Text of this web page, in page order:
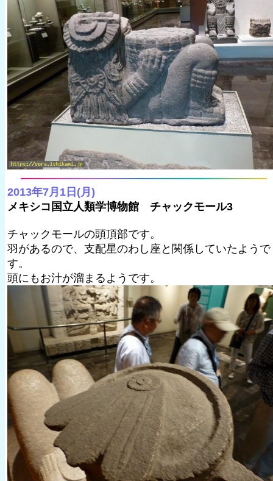
2013年7月1日(月)
メキシコ国立人類学博物館 チャックモール3
チャックモールの頭頂部です。
羽があるので、支配星のわし座と関係していたようで
す。
頭にもお汁が溜まるようです。